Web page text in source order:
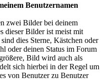
Benutzernamen
zwei Bilder bei deinem
dieser Bilder ist meist mit
dies Sterne, Kästchen oder
oder deinen Status im Forum
Bild wird auch als
sich hierbei in der Regel um
von Benutzer zu Benutzer